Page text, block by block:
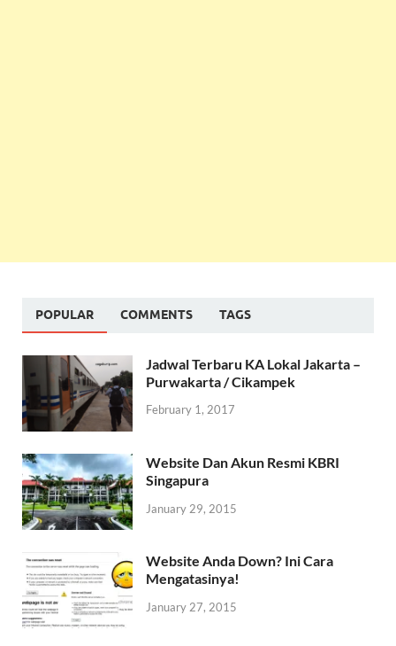
POPULAR COMMENTS TAGS
Jadwal Terbaru KA Lokal Jakarta –
Purwakarta / Cikampek
February 1, 2017
Website Dan Akun Resmi KBRI
Singapura
January 29, 2015
Website Anda Down? Ini Cara
Mengatasinya!
January 27, 2015